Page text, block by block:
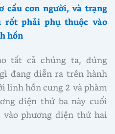
cấu con người, và trạng
rốt phải phụ thuộc vào
hồn
tất cả chúng ta, đúng
đang diễn ra trên hành
linh hồn cung 2 và phàm
diện thứ ba này cuối
phương diện thứ hai